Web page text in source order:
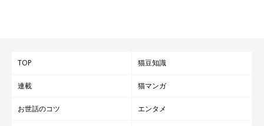
TOP 猫豆知識
連載 猫マンガ
お世話のコツ エンタメ